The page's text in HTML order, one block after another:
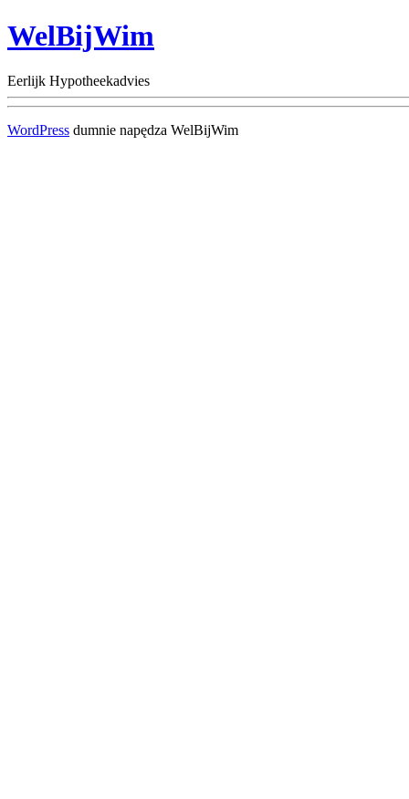
WelBijWim
Eerlijk Hypotheekadvies
WordPress dumnie napędza WelBijWim